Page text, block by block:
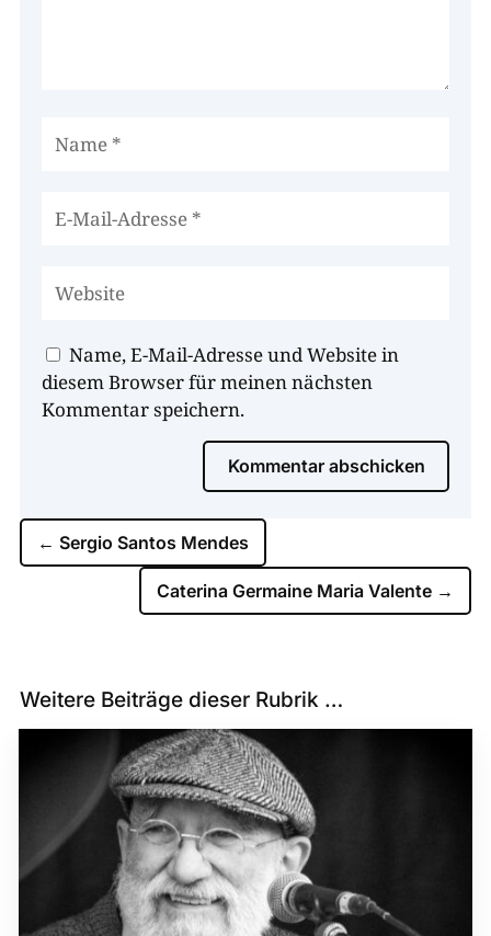
Name, E-Mail-Adresse und Website in
diesem Browser für meinen nächsten
Kommentar speichern.
Kommentar abschicken
← Sergio Santos Mendes
Caterina Germaine Maria Valente →
Weitere Beiträge dieser Rubrik …